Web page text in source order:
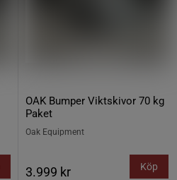
OAK Bumper Viktskivor 70 kg
Paket
Oak Equipment
3.999 kr Köp